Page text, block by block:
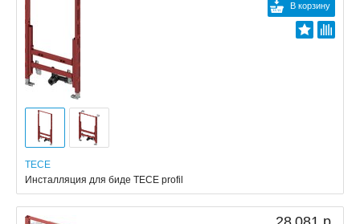
В корзину
TECE
Инсталляция для биде TECE profil